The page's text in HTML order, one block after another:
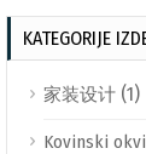
KATEGORIJE
家装设计 (1)
Kovinski